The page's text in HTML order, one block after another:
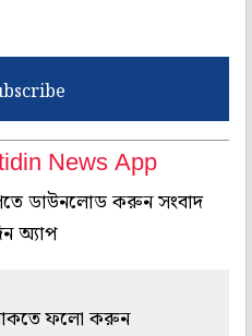
News App
ডাউনলোড করুন সংবাদ
অ্যাপ
ফলো করুন